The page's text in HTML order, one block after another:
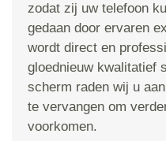
zodat zij uw telefoon
gedaan door ervaren
wordt direct en
gloednieuw kwalitatief
scherm raden wij u
te vervangen om
voorkomen.